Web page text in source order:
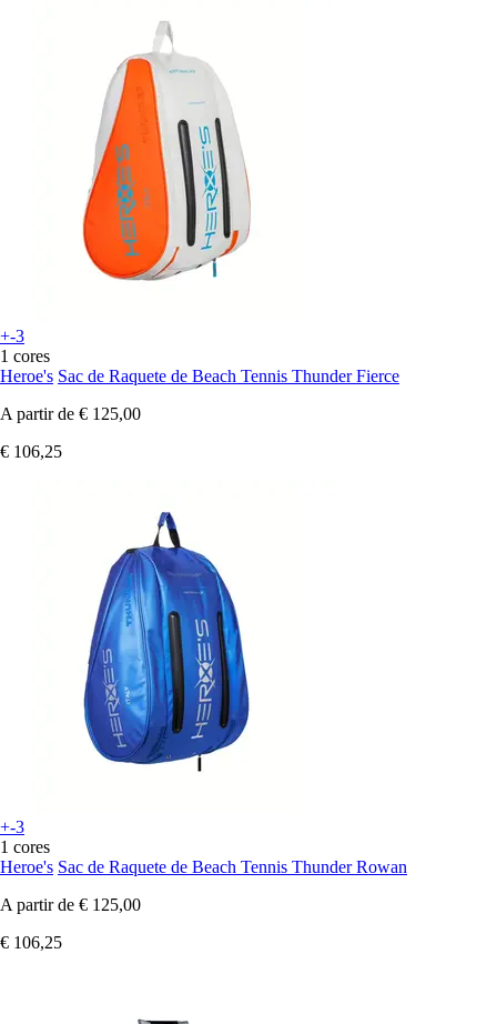
+-3
1 cores
Heroe's Sac de Raquete de Beach Tennis Thunder Fierce
A partir de € 125,00
€ 106,25
+-3
1 cores
Heroe's Sac de Raquete de Beach Tennis Thunder Rowan
A partir de € 125,00
€ 106,25